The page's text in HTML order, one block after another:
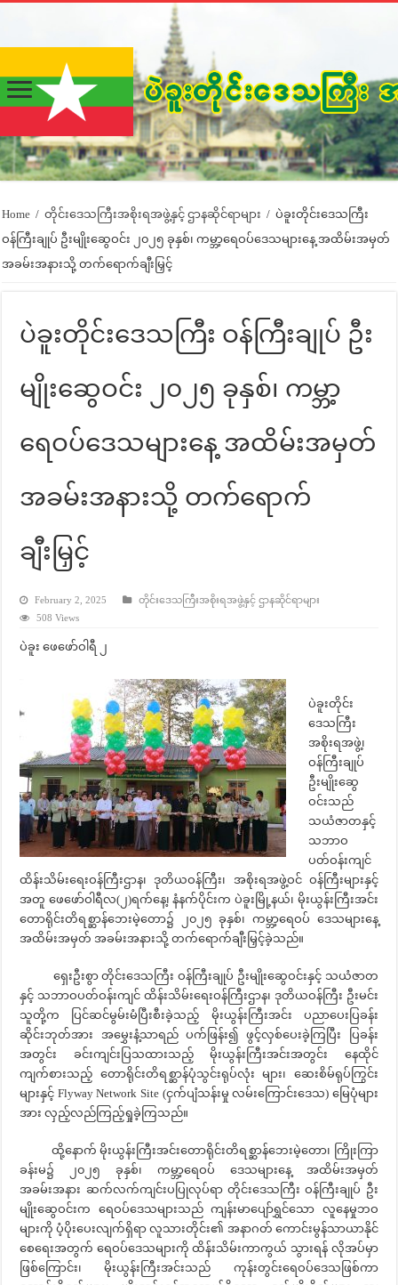
Home / တိုင်းဒေသကြီးအစိုးရအဖွဲ့နှင့် ဌာနဆိုင်ရာများ / ပဲခူးတိုင်းဒေသကြီး
ဝန်ကြီးချုပ် ဦးမျိုးဆွေဝင်း ၂၀၂၅ ခုနှစ်၊ ကမ္ဘာ့ရေဝပ်ဒေသများနေ့ အထိမ်းအမှတ်
အခမ်းအနားသို့ တက်ရောက်ချီးမြှင့်
ပဲခူးတိုင်းဒေသကြီး ဝန်ကြီးချုပ် ဦး
မျိုးဆွေဝင်း ၂၀၂၅ ခုနှစ်၊ ကမ္ဘာ့
ရေဝပ်ဒေသများနေ့ အထိမ်းအမှတ်
အခမ်းအနားသို့ တက်ရောက်
ချီးမြှင့်
February 2, 2025
တိုင်းဒေသကြီးအစိုးရအဖွဲ့နှင့် ဌာနဆိုင်ရာများ
508 Views
ပဲခူး ဖေဖော်ဝါရီ ၂
ပဲခူးတိုင်း
ဒေသကြီး
အစိုးရအဖွဲ့၊
ဝန်ကြီးချုပ်
ဦးမျိုးဆွေ
ဝင်းသည်
သယံဇာတနှင့်
သဘာဝ
ပတ်ဝန်းကျင်
ထိန်းသိမ်းရေးဝန်ကြီးဌာန၊ ဒုတိယဝန်ကြီး၊ အစိုးရအဖွဲ့ဝင် ဝန်ကြီးများနှင့်
အတူ ဖေဖော်ဝါရီလ(၂)ရက်နေ့၊ နံနက်ပိုင်းက ပဲခူးမြို့နယ်၊ မိုးယွန်းကြီးအင်း
တောရိုင်းတိရစ္ဆာန်ဘေးမဲ့တော၌ ၂၀၂၅ ခုနှစ်၊ ကမ္ဘာ့ရေဝပ် ဒေသများနေ့
အထိမ်းအမှတ် အခမ်းအနားသို့ တက်ရောက်ချီးမြှင့်ခဲ့သည်။
ရှေးဦးစွာ တိုင်းဒေသကြီး ဝန်ကြီးချုပ် ဦးမျိုးဆွေဝင်းနှင့် သယံဇာတ
နှင့် သဘာဝပတ်ဝန်းကျင် ထိန်းသိမ်းရေးဝန်ကြီးဌာန၊ ဒုတိယဝန်ကြီး ဦးမင်း
သူတို့က ပြင်ဆင်မွမ်းမံပြီးစီးခဲ့သည့် မိုးယွန်းကြီးအင်း ပညာပေးပြခန်း
ဆိုင်းဘုတ်အား အမွှေးနံ့သာရည် ပက်ဖြန်း၍ ဖွင့်လှစ်ပေးခဲ့ကြပြီး ပြခန်း
အတွင်း ခင်းကျင်းပြသထားသည့် မိုးယွန်းကြီးအင်းအတွင်း နေထိုင်
ကျက်စားသည့် တောရိုင်းတိရစ္ဆာန်ပုံသွင်းရုပ်လုံး များ၊ ဆေးစိမ်ရုပ်ကြွင်း
များနှင့် Flyway Network Site (ငှက်ပျံသန်းမှု လမ်းကြောင်းဒေသ) မြေပုံများ
အား လှည့်လည်ကြည့်ရှုခဲ့ကြသည်။
ထို့နောက် မိုးယွန်းကြီးအင်းတောရိုင်းတိရစ္ဆာန်ဘေးမဲ့တော၊ ကြိုးကြာ
ခန်းမ၌ ၂၀၂၅ ခုနှစ်၊ ကမ္ဘာ့ရေဝပ် ဒေသများနေ့ အထိမ်းအမှတ်
အခမ်းအနား ဆက်လက်ကျင်းပပြုလုပ်ရာ တိုင်းဒေသကြီး ဝန်ကြီးချုပ် ဦး
မျိုးဆွေဝင်းက ရေဝပ်ဒေသများသည် ကျန်းမာပျော်ရွှင်သော လူနေမှုဘဝ
များကို ပံ့ပိုးပေးလျက်ရှိရာ လူသားတိုင်း၏ အနာဂတ် ကောင်းမွန်သာယာနိုင်
စေရေးအတွက် ရေဝပ်ဒေသများကို ထိန်းသိမ်းကာကွယ် သွားရန် လိုအပ်မှာ
ဖြစ်ကြောင်း၊ မိုးယွန်းကြီးအင်းသည် ကုန်းတွင်းရေဝပ်ဒေသဖြစ်ကာ